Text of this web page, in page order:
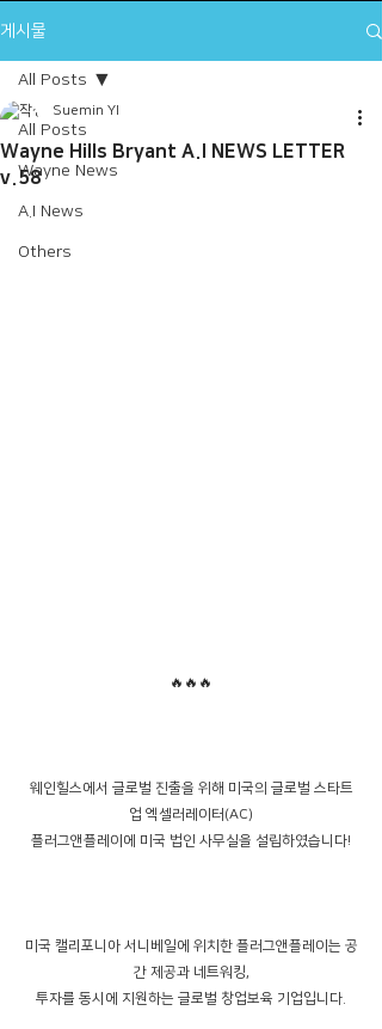
게시물
All Posts
Wayne News
A.I News
Others
All Posts
Wayne Hills Bryant A.I NEWS LETTER
v.58
Suemin YI
🔥🔥🔥
웨인힐스에서 글로벌 진출을 위해 미국의 글로벌 스타트
업 엑셀러레이터(AC)
플러그앤플레이에 미국 법인 사무실을 설립하였습니다!
미국 캘리포니아 서니베일에 위치한 플러그앤플레이는 공
간 제공과 네트워킹,
투자를 동시에 지원하는 글로벌 창업보육 기업입니다.